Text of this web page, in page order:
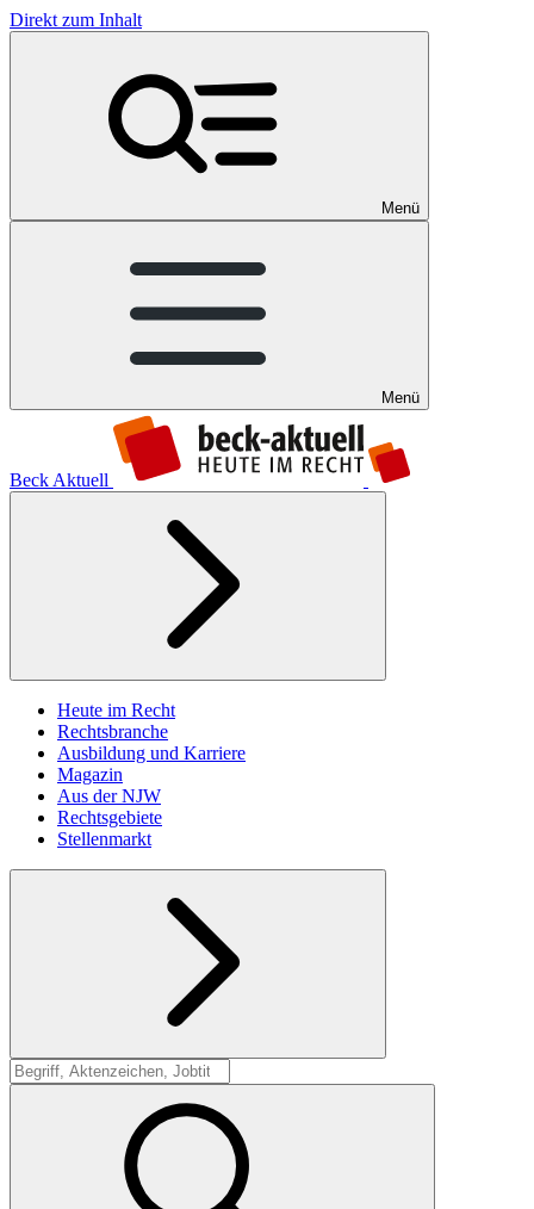
Direkt zum Inhalt
Menü
Menü
Beck Aktuell
Heute im Recht
Rechtsbranche
Ausbildung und Karriere
Magazin
Aus der NJW
Rechtsgebiete
Stellenmarkt
Suche